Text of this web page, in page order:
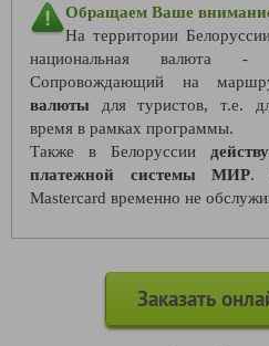
Обращаем Ваше
На территории
национальная валюта
Сопровождающий на
валюты для туристов, т.е.
время в рамках программы.
Также в Белоруссии
платежной системы МИР.
Mastercard временно не
Заказать